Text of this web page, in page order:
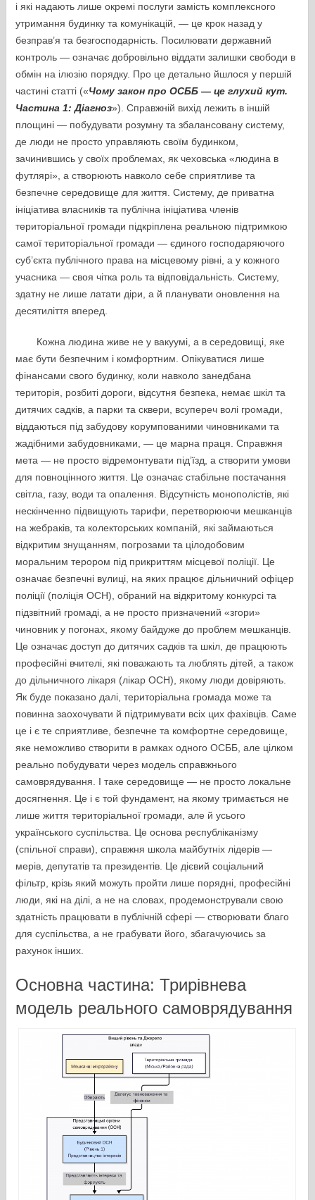
і які надають лише окремі послуги замість комплексного
утримання будинку та комунікацій, — це крок назад у
безправ’я та безгосподарність. Посилювати державний
контроль — означає добровільно віддати залишки свободи в
обмін на ілюзію порядку. Про це детально йшлося у першій
частині статті («Чому закон про ОСББ — це глухий кут.
Частина 1: Діагноз»). Справжній вихід лежить в іншій
площині — побудувати розумну та збалансовану систему,
де люди не просто управляють своїм будинком,
зачинившись у своїх проблемах, як чеховська «людина в
футлярі», а створюють навколо себе сприятливе та
безпечне середовище для життя. Систему, де приватна
ініціатива власників та публічна ініціатива членів
територіальної громади підкріплена реальною підтримкою
самої територіальної громади — єдиного господаряючого
суб’єкта публічного права на місцевому рівні, а у кожного
учасника — своя чітка роль та відповідальність. Систему,
здатну не лише латати діри, а й планувати оновлення на
десятиліття вперед.
Кожна людина живе не у вакуумі, а в середовищі, яке
має бути безпечним і комфортним. Опікуватися лише
фінансами свого будинку, коли навколо занедбана
територія, розбиті дороги, відсутня безпека, немає шкіл та
дитячих садків, а парки та сквери, всупереч волі громади,
віддаються під забудову корумпованими чиновниками та
жадібними забудовниками, — це марна праця. Справжня
мета — не просто відремонтувати під’їзд, а створити умови
для повноцінного життя. Це означає стабільне постачання
світла, газу, води та опалення. Відсутність монополістів, які
нескінченно підвищують тарифи, перетворюючи мешканців
на жебраків, та колекторських компаній, які займаються
відкритим знущанням, погрозами та цілодобовим
моральним терором під прикриттям місцевої поліції. Це
означає безпечні вулиці, на яких працює дільничний офіцер
поліції (поліція ОСН), обраний на відкритому конкурсі та
підзвітний громаді, а не просто призначений «згори»
чиновник у погонах, якому байдуже до проблем мешканців.
Це означає доступ до дитячих садків та шкіл, де працюють
професійні вчителі, які поважають та люблять дітей, а також
до дільничного лікаря (лікар ОСН), якому люди довіряють.
Як буде показано далі, територіальна громада може та
повинна заохочувати й підтримувати всіх цих фахівців. Саме
це і є те сприятливе, безпечне та комфортне середовище,
яке неможливо створити в рамках одного ОСББ, але цілком
реально побудувати через модель справжнього
самоврядування. І таке середовище — не просто локальне
досягнення. Це і є той фундамент, на якому тримається не
лише життя територіальної громади, але й усього
українського суспільства. Це основа республіканізму
(спільної справи), справжня школа майбутніх лідерів —
мерів, депутатів та президентів. Це дієвий соціальний
фільтр, крізь який можуть пройти лише порядні, професійні
люди, які на ділі, а не на словах, продемонстрували свою
здатність працювати в публічній сфері — створювати благо
для суспільства, а не грабувати його, збагачуючись за
рахунок інших.
Основна частина: Трирівнева
модель реального самоврядування